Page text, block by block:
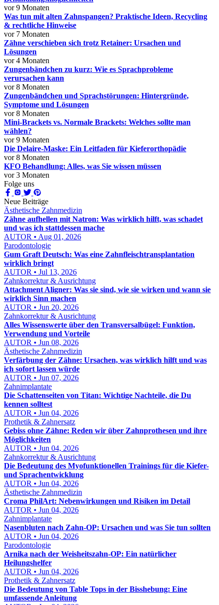
vor 9 Monaten
Was tun mit alten Zahnspangen? Praktische Ideen, Recycling
& rechtliche Hinweise
vor 7 Monaten
Zähne verschieben sich trotz Retainer: Ursachen und
Lösungen
vor 4 Monaten
Zungenbändchen zu kurz: Wie es Sprachprobleme
verursachen kann
vor 8 Monaten
Zungenbändchen und Sprachstörungen: Hintergründe,
Symptome und Lösungen
vor 8 Monaten
Mini-Brackets vs. Normale Brackets: Welches sollte man
wählen?
vor 9 Monaten
Die Delaire-Maske: Ein Leitfaden für Kieferorthopädie
vor 8 Monaten
KFO Behandlung: Alles, was Sie wissen müssen
vor 3 Monaten
Folge uns
Neue Beiträge
Ästhetische Zahnmedizin
Zähne aufhellen mit Natron: Was wirklich hilft, was schadet
und was ich stattdessen mache
AUTOR • Aug 01, 2026
Parodontologie
Gum Graft Deutsch: Was eine Zahnfleischtransplantation
wirklich bringt
AUTOR • Jul 13, 2026
Zahnkorrektur & Ausrichtung
Attachment Aligner: Was sie sind, wie sie wirken und wann sie
wirklich Sinn machen
AUTOR • Jun 20, 2026
Zahnkorrektur & Ausrichtung
Alles Wissenswerte über den Transversalbügel: Funktion,
Verwendung und Vorteile
AUTOR • Jun 08, 2026
Ästhetische Zahnmedizin
Verfärbung der Zähne: Ursachen, was wirklich hilft und was
ich sofort lassen würde
AUTOR • Jun 07, 2026
Zahnimplantate
Die Schattenseiten von Titan: Wichtige Nachteile, die Du
kennen solltest
AUTOR • Jun 04, 2026
Prothetik & Zahnersatz
Gebiss ohne Zähne: Reden wir über Zahnprothesen und ihre
Möglichkeiten
AUTOR • Jun 04, 2026
Zahnkorrektur & Ausrichtung
Die Bedeutung des Myofunktionellen Trainings für die Kiefer-
und Sprachentwicklung
AUTOR • Jun 04, 2026
Ästhetische Zahnmedizin
Croma PhilArt: Nebenwirkungen und Risiken im Detail
AUTOR • Jun 04, 2026
Zahnimplantate
Nasenbluten nach Zahn-OP: Ursachen und was Sie tun sollten
AUTOR • Jun 04, 2026
Parodontologie
Arnika nach der Weisheitszahn-OP: Ein natürlicher
Heilungshelfer
AUTOR • Jun 04, 2026
Prothetik & Zahnersatz
Die Bedeutung von Table Tops in der Bisshebung: Eine
umfassende Anleitung